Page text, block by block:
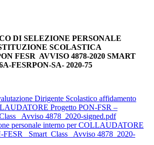
DI SELEZIONE PERSONALE
SCOLASTICA
FESR AVVISO 4878-2020 SMART
FESRPON-SA- 2020-75
Dirigente Scolastico affidamento
Progetto PON-FSR –
Avviso 4878_2020-signed.pdf
personale interno per COLLAUDATORE
FESR _Smart_Class_ Avviso 4878_2020-